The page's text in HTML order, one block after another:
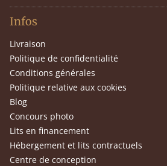
Infos
Livraison
Politique de confidentialité
Conditions générales
Politique relative aux cookies
Blog
Concours photo
Lits en financement
Hébergement et lits contractuels
Centre de conception